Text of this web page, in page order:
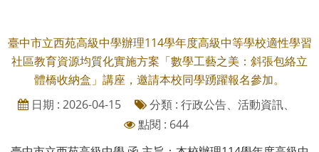
臺中市立西苑高級中學辦理114學年度高級中等學校適性學習
社區教育資源均質化實施方案「數學工藝之美：斜張包絡立
體橋收納盒」講座，邀請本校同學踴躍報名參加。
日期 : 2026-04-15
分類 : 行政公告、活動資訊、
點閱 : 644